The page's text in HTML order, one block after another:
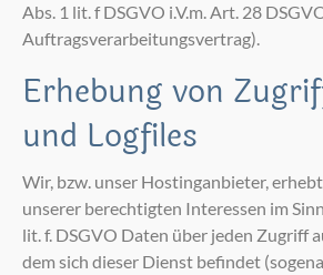
Abs. 1 lit. f DSGVO i.V.m. Art. 28
Auftragsverarbeitungsvertrag).
Erhebung von
und Logfiles
Wir, bzw. unser Hostinganbieter,
unserer berechtigten Interessen im
lit. f. DSGVO Daten über jeden Zugriff
dem sich dieser Dienst befindet